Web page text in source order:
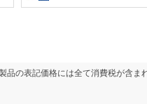
品の表記価格には全て消費税が含ま